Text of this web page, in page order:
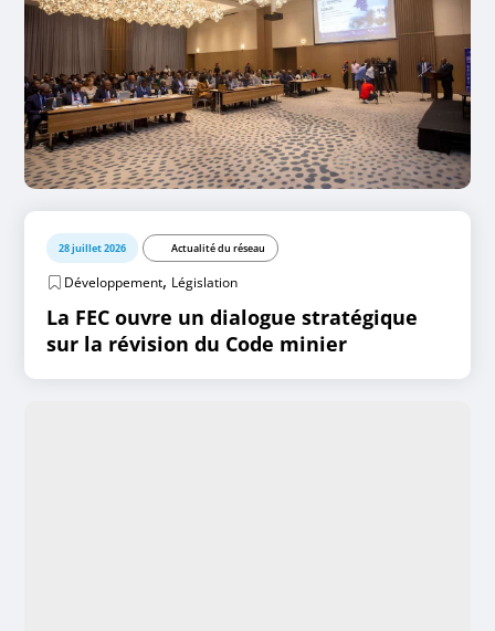
28 juillet 2026 Actualité du réseau
Développement, Législation
La FEC ouvre un dialogue stratégique
sur la révision du Code minier